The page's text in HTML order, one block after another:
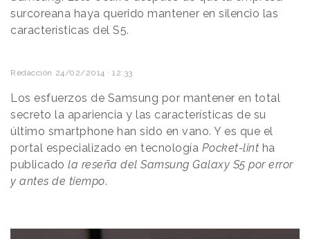
surcoreana haya querido mantener en silencio las
características del S5.
Redacción 24/02/2014 · 12:33
Los esfuerzos de Samsung por mantener en total
secreto la apariencia y las características de su
último smartphone han sido en vano. Y es que el
portal especializado en tecnología Pocket-lint ha
publicado la reseña del Samsung Galaxy S5 por error
y antes de tiempo.